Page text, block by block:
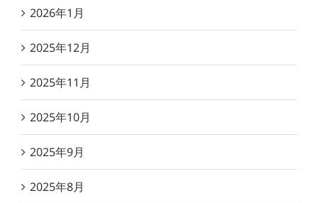
2026年1月
2025年12月
2025年11月
2025年10月
2025年9月
2025年8月